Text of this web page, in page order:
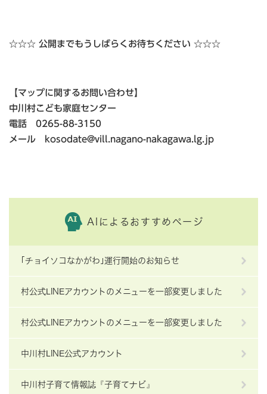
☆☆☆ 公開までもうしばらくお待ちください ☆☆☆
【マップに関するお問い合わせ】
中川村こども家庭センター
電話 0265-88-3150
メール kosodate@vill.nagano-nakagawa.lg.jp
AIによるおすすめページ
｢チョイソコなかがわ｣運行開始のお知らせ
村公式LINEアカウントのメニューを一部変更しました
村公式LINEアカウントのメニューを一部変更しました
中川村LINE公式アカウント
中川村子育て情報誌『子育てナビ』